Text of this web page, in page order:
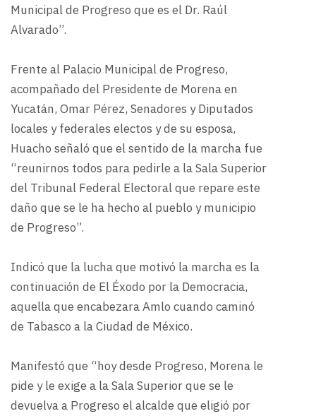
Municipal de Progreso que es el Dr. Raúl
Alvarado”.
Frente al Palacio Municipal de Progreso,
acompañado del Presidente de Morena en
Yucatán, Omar Pérez, Senadores y Diputados
locales y federales electos y de su esposa,
Huacho señaló que el sentido de la marcha fue
“reunirnos todos para pedirle a la Sala Superior
del Tribunal Federal Electoral que repare este
daño que se le ha hecho al pueblo y municipio
de Progreso”.
Indicó que la lucha que motivó la marcha es la
continuación de El Éxodo por la Democracia,
aquella que encabezara Amlo cuando caminó
de Tabasco a la Ciudad de México.
Manifestó que “hoy desde Progreso, Morena le
pide y le exige a la Sala Superior que se le
devuelva a Progreso el alcalde que eligió por